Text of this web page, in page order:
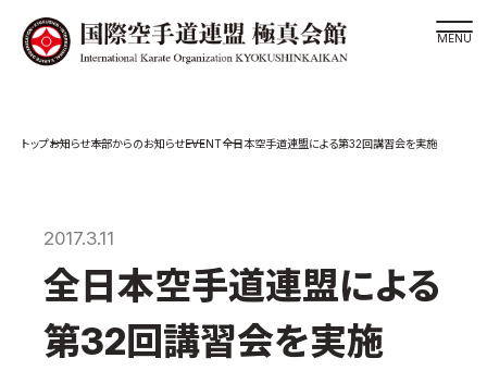
大山倍達総裁 紹介
松井章奎館長 紹介
極真の歴史
お知らせ本部からのお知らせEVENT全日本空手道連盟による第32回講習会を実施
2017.3.11
全日本空手道連盟による
第32回講習会を実施